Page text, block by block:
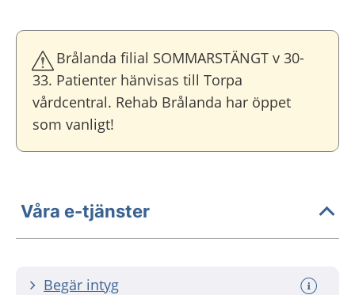
Brålanda filial SOMMARSTÄNGT v 30-
33. Patienter hänvisas till Torpa
vårdcentral. Rehab Brålanda har öppet
som vanligt!
Våra e-tjänster
Begär intyg